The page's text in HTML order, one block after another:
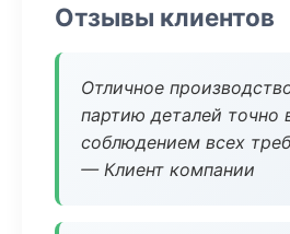
Отзывы клиентов
Отличное
партию деталей точно
соблюдением всех
— Клиент компании